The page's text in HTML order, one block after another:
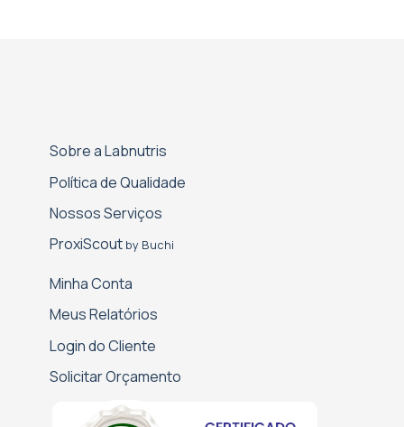
Sobre a Labnutris
Política de Qualidade
Nossos Serviços
Proxi­Scout by Buchi
Minha Conta
Meus Relatórios
Login do Cliente
Solicitar Orçamento